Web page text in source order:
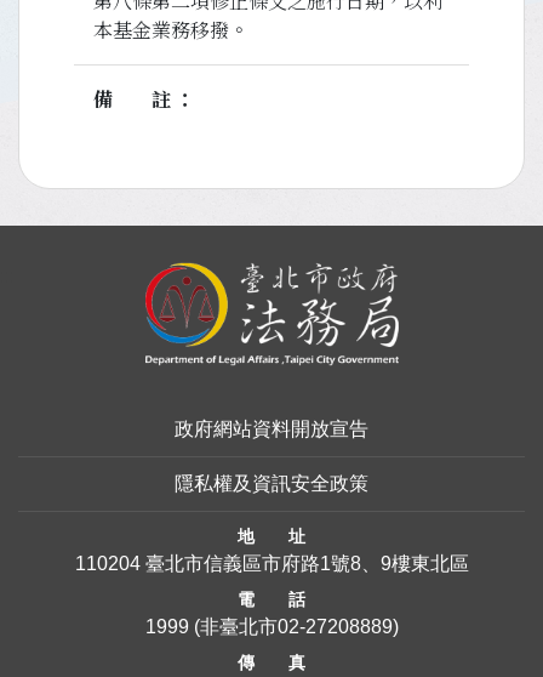
本基金業務移撥。
備註
政府網站資料開放宣告
隱私權及資訊安全政策
地 址
110204 臺北市信義區市府路1號8、9樓東北區
電 話
1999 (非臺北市02-27208889)
傳 真